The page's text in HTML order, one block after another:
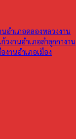
นอำเภอคลองหลวงงาน
วงานอำเภอลำลูกกางาน
งานอำเภอเมือง